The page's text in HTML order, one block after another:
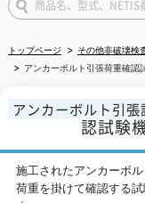
トップページ その他非破壊検
アンカーボルト引張荷重確認
アンカーボルト引張
認試験
施工されたアンカーボ
荷重を掛けて確認する